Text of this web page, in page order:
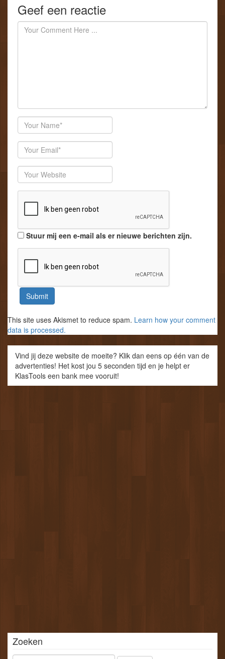
Geef een reactie
Author
Email
Website
Stuur mij een e-mail als er nieuwe berichten zijn.
This site uses Akismet to reduce spam. Learn how your comment
data is processed.
Vind jij deze website de moeite? Klik dan eens op één van de
advertenties! Het kost jou 5 seconden tijd en je helpt er
KlasTools een bank mee vooruit!
Zoeken